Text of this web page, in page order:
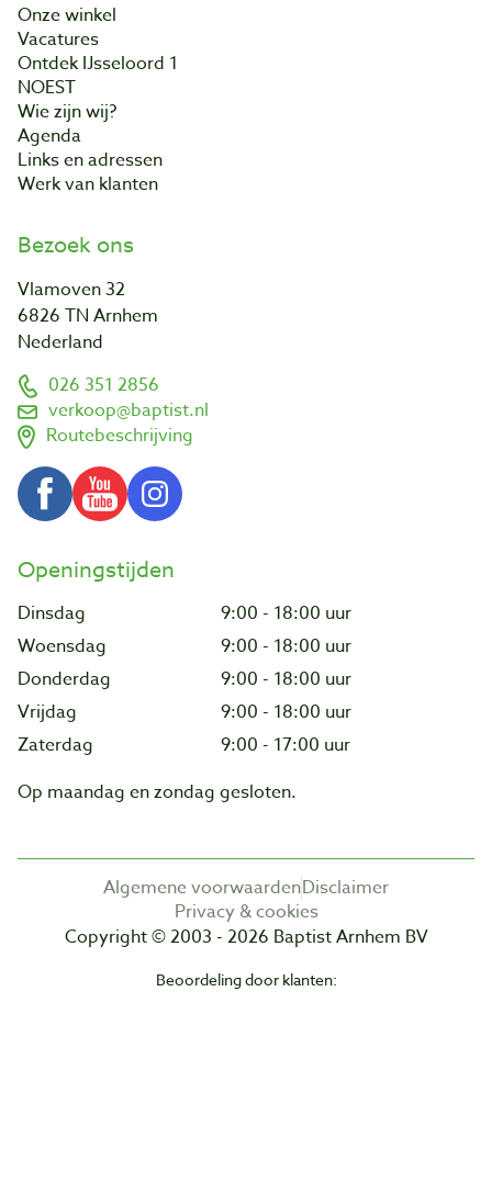
Onze winkel
Vacatures
Ontdek IJsseloord 1
NOEST
Wie zijn wij?
Agenda
Links en adressen
Werk van klanten
Bezoek ons
Vlamoven 32
6826 TN Arnhem
Nederland
026 351 2856
verkoop@baptist.nl
Routebeschrijving
Openingstijden
Dinsdag
9:00 - 18:00 uur
Woensdag
9:00 - 18:00 uur
Donderdag
9:00 - 18:00 uur
Vrijdag
9:00 - 18:00 uur
Zaterdag
9:00 - 17:00 uur
Op maandag en zondag gesloten.
Algemene voorwaardenDisclaimer
Privacy & cookies
Copyright © 2003 - 2026 Baptist Arnhem BV
Beoordeling door klanten: